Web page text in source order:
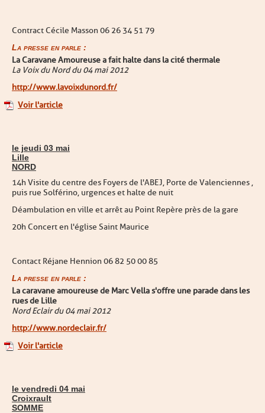
Contract Cécile Masson 06 26 34 51 79
La presse en parle :
La Caravane Amoureuse a fait halte dans la cité thermale
La Voix du Nord du 04 mai 2012
http://www.lavoixdunord.fr/
Voir l'article
le jeudi 03 mai
Lille
NORD
14h Visite du centre des Foyers de l'ABEJ, Porte de Valenciennes ,
puis rue Solférino, urgences et halte de nuit
Déambulation en ville et arrêt au Point Repère près de la gare
20h Concert en l'église Saint Maurice
Contact Réjane Hennion 06 82 50 00 85
La presse en parle :
La caravane amoureuse de Marc Vella s'offre une parade dans les
rues de Lille
Nord Eclair du 04 mai 2012
http://www.nordeclair.fr/
Voir l'article
le vendredi 04 mai
Croixrault
SOMME